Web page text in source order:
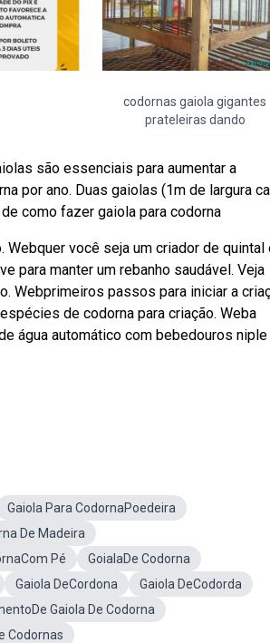
codornas gaiola gigantes
prateleiras dando
são essenciais para aumentar a
por ano. Duas gaiolas (1m de largura
como fazer gaiola para codorna
você seja um criador de quintal
para manter um rebanho saudável. Veja
Webprimeiros passos para iniciar a
de codorna para criação. Weba
água automático com bebedouros niple
Gaiola Para CodornaPoedeira
De Madeira
Pé
GoialaDe Codorna
Gaiola DeCordona
Gaiola DeCodorda
Gaiola De Codorna
Codornas